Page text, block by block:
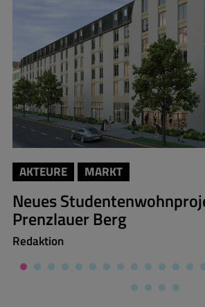
AKTEURE MARKT
Neues
Prenzlauer Berg
Redaktion